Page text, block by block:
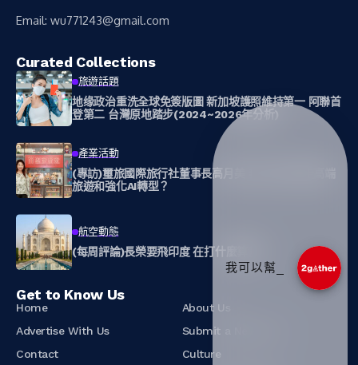
Email: wu771243@gmail.com
Curated Collections
旅遊話題
地缘政治重洗全球免簽版圖 新加坡護照維持第一 阿聯首
登第二 台灣原地踏步(2024~2026年分析)
產業活動
(專訪)璽旅國際旅行社董事長高月美 我為什麼要走高端
旅遊和強化AI轉型？
航空動態
(每周評論)長榮要飛印度 在打什麼算盤？
Get to Know Us
Home
About Us
Advertise With Us
Submit a News Tip
Contact
Culture
我可以幫您推薦相關文_